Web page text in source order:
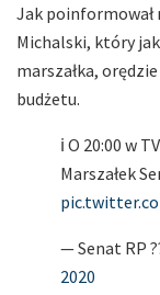
Jak poinformował
Michalski, który
marszałka,
budżetu.
ℹ️ O 20:00 w
Marszałek
— Senat RP
2020